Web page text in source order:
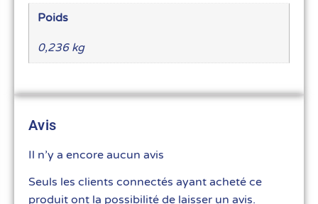
Poids
0,236 kg
Avis
Il n’y a encore aucun avis
Seuls les clients connectés ayant acheté ce
produit ont la possibilité de laisser un avis.